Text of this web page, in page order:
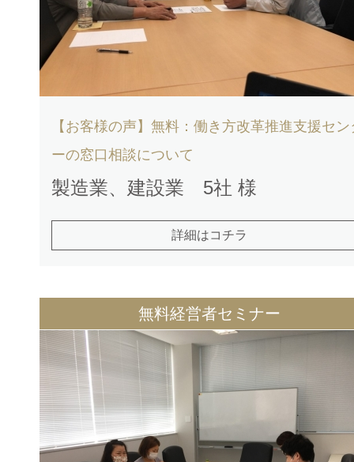
【お客様の声】無料：働き方改革推進支援セン
ーの窓口相談について
製造業、建設業 5社 様
詳細はコチラ
無料経営者セミナー